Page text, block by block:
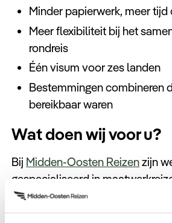
Minder papierwerk, meer tijd
Meer flexibiliteit bij het
rondreis
Één visum voor zes landen
Bestemmingen combineren
bereikbaar waren
Wat doen wij voor u?
Bij Midden-Oosten Reizenzijn
gespecialiseerd in
regio. We combineren
landen in één route, zoals een